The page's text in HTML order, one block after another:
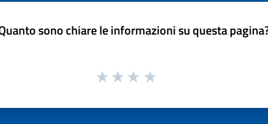
sono chiare le informazioni su questa